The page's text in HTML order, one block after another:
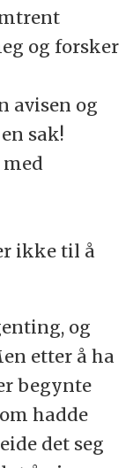
og forsker
avisen og
sak!
ikke til å
og
etter å ha
begynte
hadde
det seg